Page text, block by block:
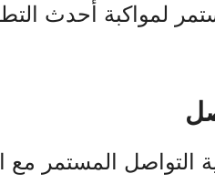
لمواكبة أحدث
التواصل المستمر مع